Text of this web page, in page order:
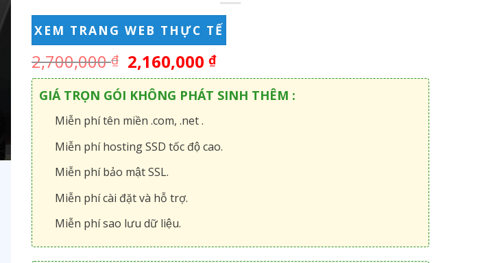
XEM TRANG WEB THỰC TẾ
2,700,000₫ 2,160,000₫
GIÁ TRỌN GÓI KHÔNG PHÁT SINH THÊM :
Miễn phí tên miền .com, .net .
Miễn phí hosting SSD tốc độ cao.
Miễn phí bảo mật SSL.
Miễn phí cài đặt và hỗ trợ.
Miễn phí sao lưu dữ liệu.